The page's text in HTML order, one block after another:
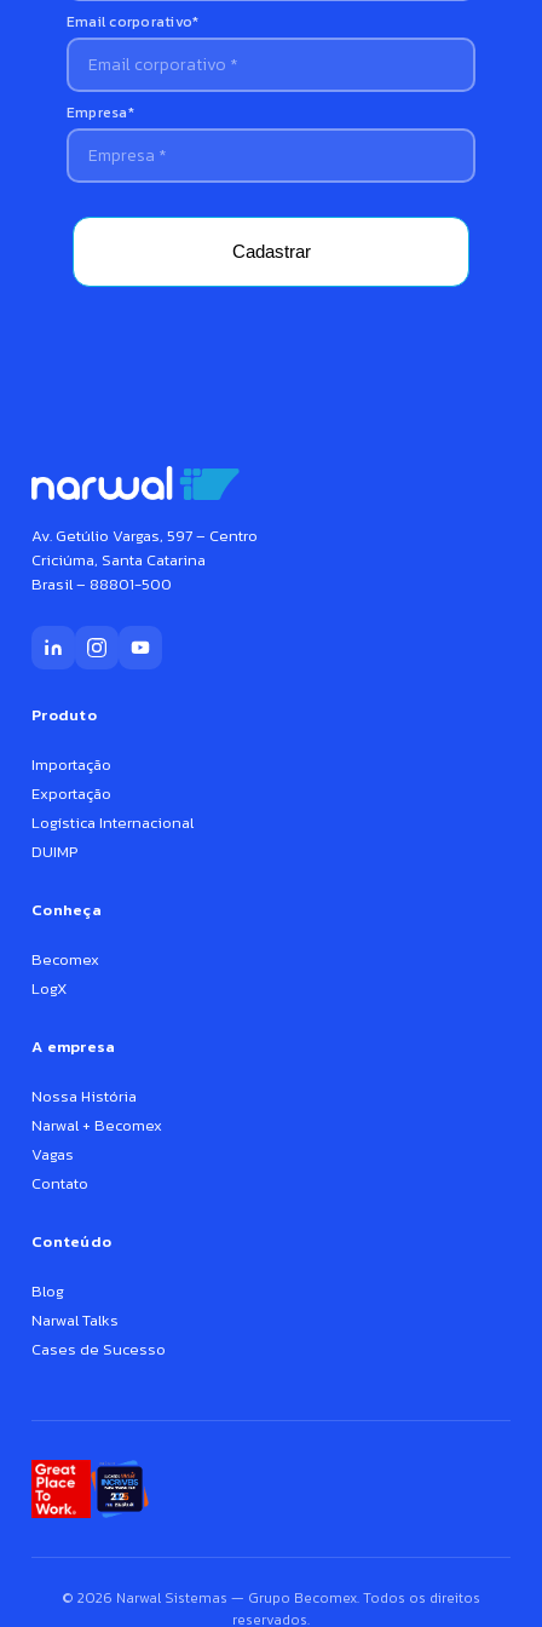
Email corporativo*
Empresa*
Cadastrar
Av. Getúlio Vargas, 597 – Centro
Criciúma, Santa Catarina
Brasil – 88801-500
Produto
Importação
Exportação
Logística Internacional
DUIMP
Conheça
Becomex
LogX
A empresa
Nossa História
Narwal + Becomex
Vagas
Contato
Conteúdo
Blog
Narwal Talks
Cases de Sucesso
© 2026 Narwal Sistemas — Grupo Becomex. Todos os direitos
reservados.